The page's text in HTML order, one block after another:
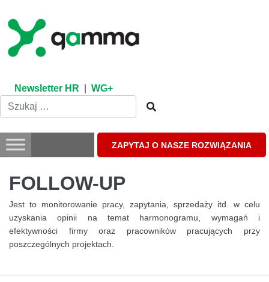
content
Newsletter HR WG+
ZAPYTAJ O NASZE ROZWIĄZANIA
FOLLOW-UP
Jest to monitorowanie pracy, zapytania, sprzedaży itd. w celu
uzyskania opinii na temat harmonogramu, wymagań i
efektywności firmy oraz pracowników pracujących przy
poszczególnych projektach.